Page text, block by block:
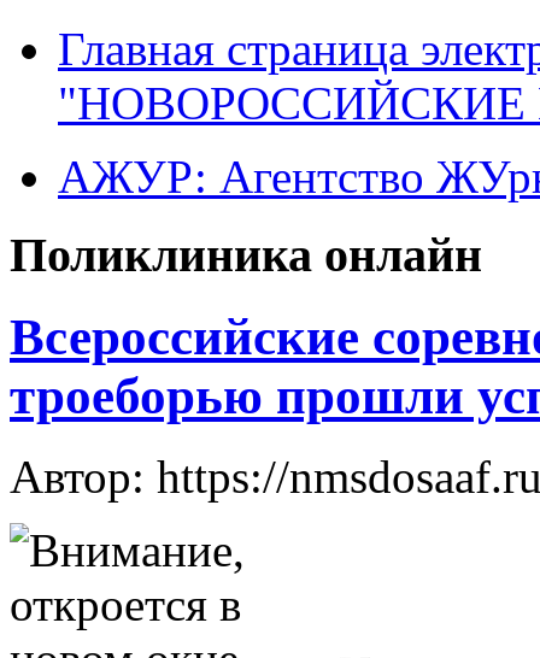
Главная страница
"НОВОРОССИЙСКИЕ
АЖУР: Агентство
Поликлиника онлайн
Всероссийские
троеборью прошли
Автор: https://